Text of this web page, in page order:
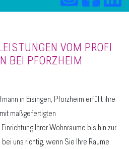
VOM PROFI
BEI PFORZHEIM
in Eisingen, Pforzheim erfüllt ihre
maßgefertigten
Ihrer Wohnräume bis hin zur
uns richtig, wenn Sie Ihre Räume